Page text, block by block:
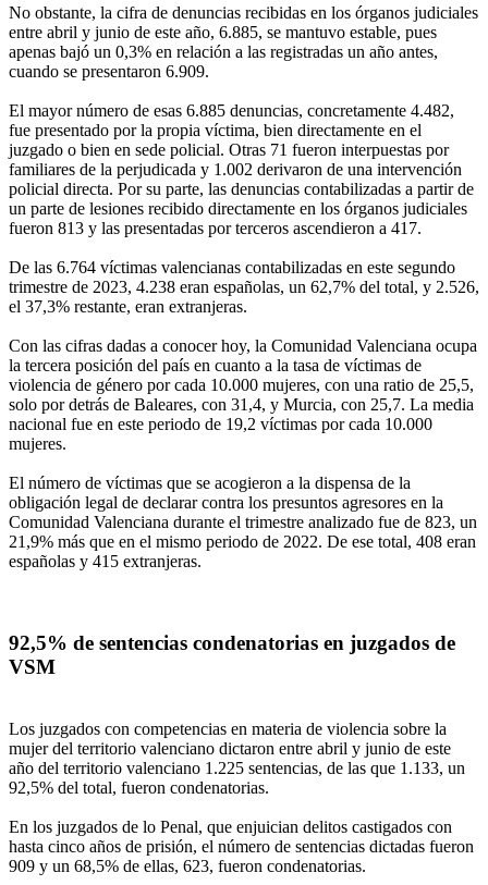
No obstante, la cifra de denuncias recibidas en los órganos judiciales
entre abril y junio de este año, 6.885, se mantuvo estable, pues
apenas bajó un 0,3% en relación a las registradas un año antes,
cuando se presentaron 6.909.
El mayor número de esas 6.885 denuncias, concretamente 4.482,
fue presentado por la propia víctima, bien directamente en el
juzgado o bien en sede policial. Otras 71 fueron interpuestas por
familiares de la perjudicada y 1.002 derivaron de una intervención
policial directa. Por su parte, las denuncias contabilizadas a partir de
un parte de lesiones recibido directamente en los órganos judiciales
fueron 813 y las presentadas por terceros ascendieron a 417.
De las 6.764 víctimas valencianas contabilizadas en este segundo
trimestre de 2023, 4.238 eran españolas, un 62,7% del total, y 2.526,
el 37,3% restante, eran extranjeras.
Con las cifras dadas a conocer hoy, la Comunidad Valenciana ocupa
la tercera posición del país en cuanto a la tasa de víctimas de
violencia de género por cada 10.000 mujeres, con una ratio de 25,5,
solo por detrás de Baleares, con 31,4, y Murcia, con 25,7. La media
nacional fue en este periodo de 19,2 víctimas por cada 10.000
mujeres.
El número de víctimas que se acogieron a la dispensa de la
obligación legal de declarar contra los presuntos agresores en la
Comunidad Valenciana durante el trimestre analizado fue de 823, un
21,9% más que en el mismo periodo de 2022. De ese total, 408 eran
españolas y 415 extranjeras.
92,5% de sentencias condenatorias en juzgados de
VSM
Los juzgados con competencias en materia de violencia sobre la
mujer del territorio valenciano dictaron entre abril y junio de este
año del territorio valenciano 1.225 sentencias, de las que 1.133, un
92,5% del total, fueron condenatorias.
En los juzgados de lo Penal, que enjuician delitos castigados con
hasta cinco años de prisión, el número de sentencias dictadas fueron
909 y un 68,5% de ellas, 623, fueron condenatorias.